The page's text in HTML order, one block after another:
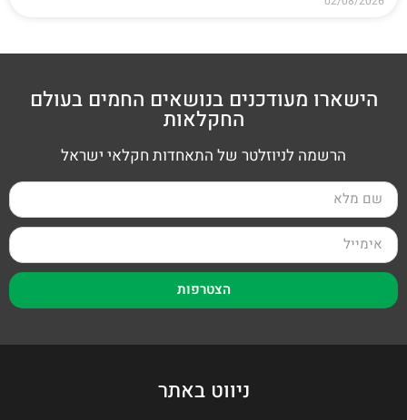
הישארו מעודכנים בנושאים החמים בעולם
החקלאות
הרשמה לניוזלטר של התאחדות חקלאי ישראל
הצטרפות
ניווט באתר